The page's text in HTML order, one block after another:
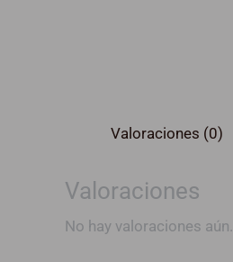
Valoraciones (0)
Valoraciones
No hay valoraciones aún.